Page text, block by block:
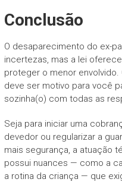
Conclusão
O desaparecimento do ex-
incertezas, mas a lei
proteger o menor
deve ser motivo para você
sozinha(o) com todas as
Seja para iniciar uma
devedor ou regularizar a
mais segurança, a atuação
possui nuances — como a
a rotina da criança — que